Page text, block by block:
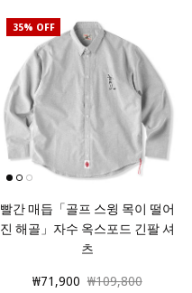
35% OFF
빨간 매듭「골프 스윙 목이 떨어
진 해골」자수 옥스포드 긴팔 셔
츠
₩71,900 ₩109,800